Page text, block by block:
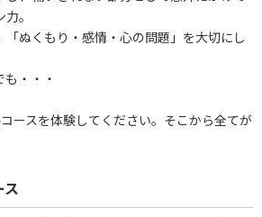
。
ぬくもり・感情・心の問題」を大切にし
・・・
ースを体験してください。そこから全てが